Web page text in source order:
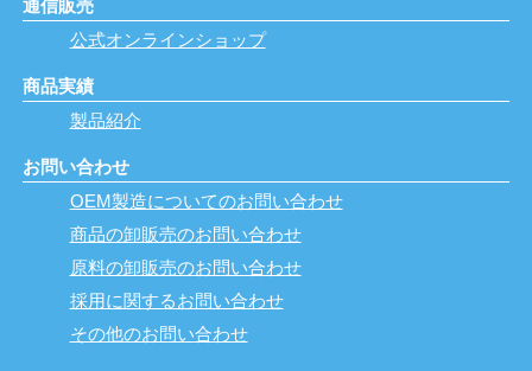
通信販売
公式オンラインショップ
商品実績
製品紹介
お問い合わせ
OEM製造についてのお問い合わせ
商品の卸販売のお問い合わせ
原料の卸販売のお問い合わせ
採用に関するお問い合わせ
その他のお問い合わせ